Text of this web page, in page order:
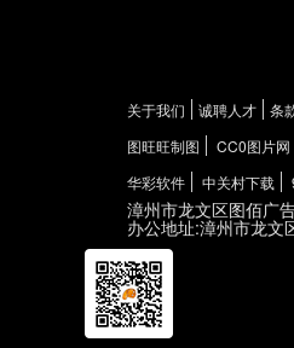
关于我们 诚聘人才 条
图旺旺制图
CC0图片网
华彩软件
中关村下载
漳州市龙文区图佰广
办公地址:漳州市龙文